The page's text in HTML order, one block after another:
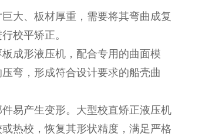
大、板材厚重，需要将其弯曲成复
校平矫正。
成形液压机，配合专用的曲面模
弯，形成符合设计要求的船壳曲
易产生变形。大型校直矫正液压机
热校，恢复其形状精度，满足严格